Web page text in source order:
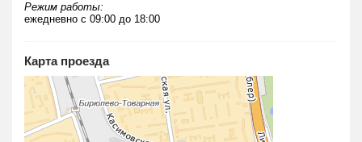
Режим работы:
ежедневно с 09:00 до 18:00
Карта проезда